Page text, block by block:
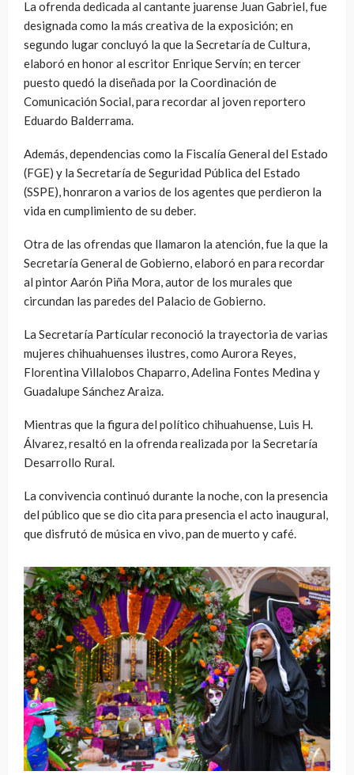
La ofrenda dedicada al cantante juarense Juan Gabriel, fue
designada como la más creativa de la exposición; en
segundo lugar concluyó la que la Secretaría de Cultura,
elaboró en honor al escritor Enrique Servín; en tercer
puesto quedó la diseñada por la Coordinación de
Comunicación Social, para recordar al joven reportero
Eduardo Balderrama.
Además, dependencias como la Fiscalía General del Estado
(FGE) y la Secretaría de Seguridad Pública del Estado
(SSPE), honraron a varios de los agentes que perdieron la
vida en cumplimiento de su deber.
Otra de las ofrendas que llamaron la atención, fue la que la
Secretaría General de Gobierno, elaboró en para recordar
al pintor Aarón Piña Mora, autor de los murales que
circundan las paredes del Palacio de Gobierno.
La Secretaría Partícular reconoció la trayectoria de varias
mujeres chihuahuenses ilustres, como Aurora Reyes,
Florentina Villalobos Chaparro, Adelina Fontes Medina y
Guadalupe Sánchez Araiza.
Mientras que la figura del político chihuahuense, Luis H.
Álvarez, resaltó en la ofrenda realizada por la Secretaría
Desarrollo Rural.
La convivencia continuó durante la noche, con la presencia
del público que se dio cita para presencia el acto inaugural,
que disfrutó de música en vivo, pan de muerto y café.